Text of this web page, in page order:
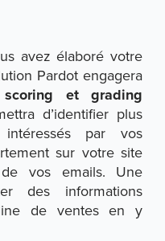
avez élaboré votre
Pardot engagera
et grading
d’identifier plus
par vos
sur votre site
vos emails. Une
des informations
de ventes en y